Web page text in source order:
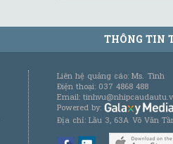
THÔNG TIN
Liên hệ quảng cáo: Ms. Tình
Điện thoại: 037 4868 488
Email:
Powered by:
Địa chỉ: Lầu 3, 63A Võ Văn